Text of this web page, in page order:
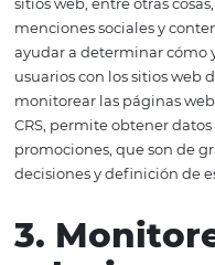
inversión.
2.
web
Con determinados